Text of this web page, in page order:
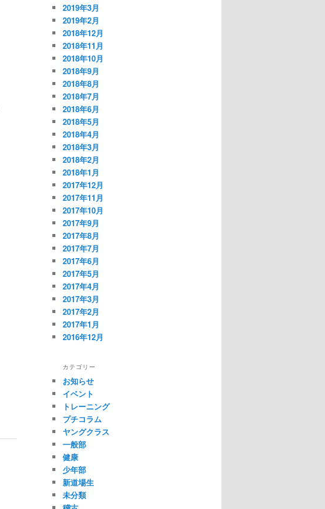
2019年3月
2019年2月
2018年12月
2018年11月
2018年10月
2018年9月
2018年8月
2018年7月
2018年6月
2018年5月
2018年4月
2018年3月
2018年2月
2018年1月
2017年12月
2017年11月
2017年10月
2017年9月
2017年8月
2017年7月
2017年6月
2017年5月
2017年4月
2017年3月
2017年2月
2017年1月
2016年12月
カテゴリー
お知らせ
イベント
トレーニング
プチコラム
ヤングクラス
一般部
健康
少年部
新道場生
未分類